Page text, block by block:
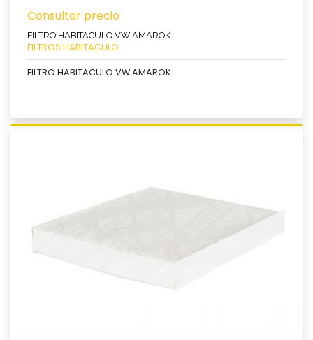
Consultar precio
FILTRO HABITACULO VW AMAROK
FILTROS HABITACULO
FILTRO HABITACULO VW AMAROK
Ver producto